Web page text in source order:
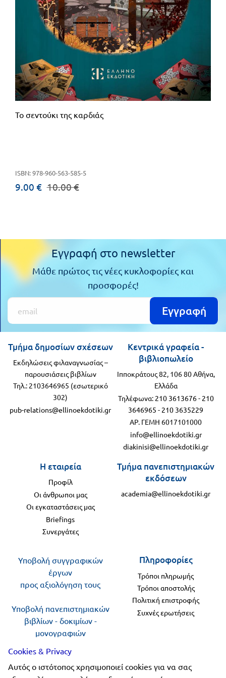
Το σεντούκι της καρδιάς
ISBN: 978-960-563-585-5
9.00 € 10.00 €
Εγγραφή στο newsletter
Μάθε πρώτος τις νέες κυκλοφορίες και
προσφορές!
Εγγραφή
Κεντρικά γραφεία -
βιβλιοπωλείο
Ιπποκράτους 82, 106 80 Αθήνα,
Ελλάδα
Τηλέφωνα: 210 3613676- 210
3646965 - 210 3635229
ΑΡ. ΓΕΜΗ 6017101000
info@ellinoekdotiki.gr
diakinisi@ellinoekdotiki.gr
Η εταιρεία
Προφίλ
Οι άνθρωποι μας
Οι εγκαταστάσεις μας
Briefings
Συνεργάτες
Τμήμα δημοσίων σχέσεων
Εκδηλώσεις φιλαναγνωσίας –
παρουσιάσεις βιβλίων
Τηλ.: 2103646965 (εσωτερικό
302)
pub-relations@ellinoekdotiki.gr
Τμήμα πανεπιστημιακών
εκδόσεων
academia@ellinoekdotiki.gr
Πληροφορίες
Τρόποι πληρωμής
Τρόποι αποστολής
Πολιτική επιστροφής
Συχνές ερωτήσεις
Υποβολή συγγραφικών
έργων
προς αξιολόγηση τους
Υποβολή πανεπιστημιακών
βιβλίων - δοκιμίων -
μονογραφιών
Ακολουθήστε μας
Cookies & Privacy
Αυτός ο ιστότοπος χρησιμοποιεί cookies για να σας